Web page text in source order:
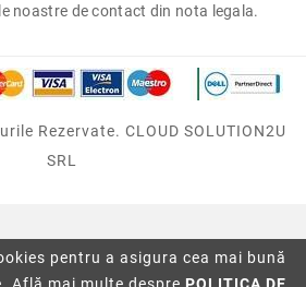
pentru a asigura cea mai bună
noastre de contact din nota legala.
Rezervate. CLOUD SOLUTION2U
SRL